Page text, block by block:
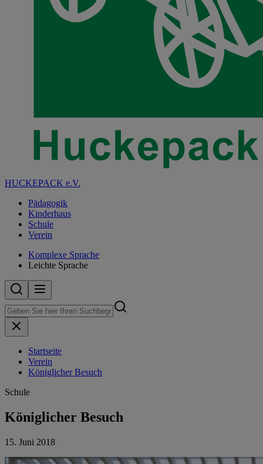
HUCKEPACK e.V.
Pädagogik
Kinderhaus
Schule
Verein
Komplexe Sprache
Leichte Sprache
Startseite
Verein
Königlicher Besuch
Schule
Königlicher Besuch
15. Juni 2018